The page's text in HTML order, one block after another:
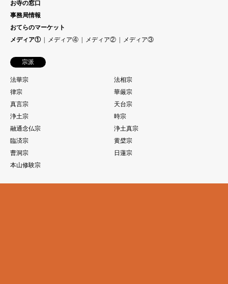
お寺の窓口
事務局情報
おてらのマーケット
メディア①
メディア④ メディア② メディア③
宗派
法華宗
法相宗
律宗
華厳宗
真言宗
天台宗
浄土宗
時宗
融通念仏宗
浄土真宗
臨済宗
黄檗宗
曹洞宗
日蓮宗
本山修験宗